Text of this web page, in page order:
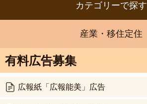
カテゴリーで探す
有料広告募集
広報紙「広報能美」広告
産業・移住定住